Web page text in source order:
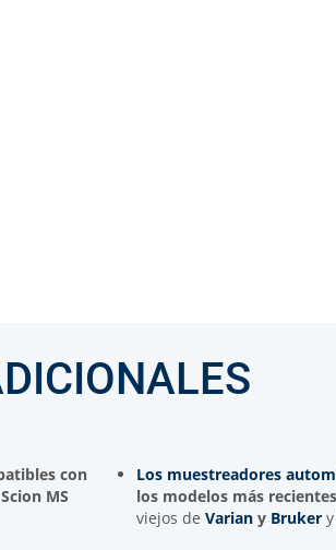
con
MS
Los muestreadores
los modelos más
viejos de Variany Brukery